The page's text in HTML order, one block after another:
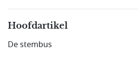
Hoofdartikel
De stembus